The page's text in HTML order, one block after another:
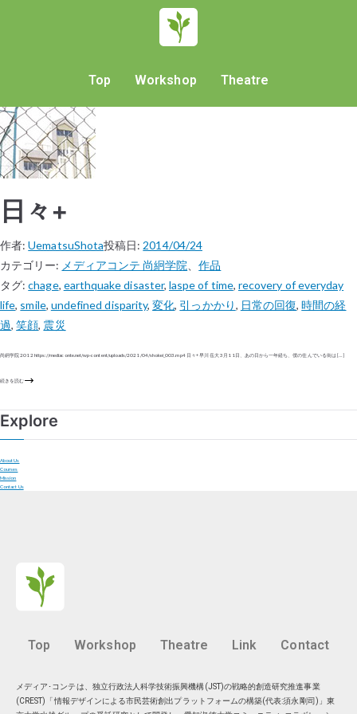
Top Workshop Theatre
日々+
作者:UematsuShota投稿日: 2014/04/24
カテゴリー: メディアコンテ 尚絅学院 、作品
タグ:chage, earthquake disaster, laspe of time, recovery of everyday
life, smile, undefined disparity,変化, 引っかかり, 日常の回復,時間の経
過,笑顔, 震災
尚絅学院 2012 https://mediaconte.net/wp-content/uploads/2021/04/shokei_003.mp4 日々+ 早川 岳大 3月11日、あの日から一年経ち、僕の住んでいる街は […]
続きを読む
Explore
About Us
Courses
Mission
Contact Us
Top Workshop Theatre Link Contact
メディア･コンテは、独立行政法人科学技術振興機構(JST)の戦略的創造研究推進事業
(CREST)「情報デザインによる市民芸術創出プラットフォームの構築(代表:須永剛司)」東